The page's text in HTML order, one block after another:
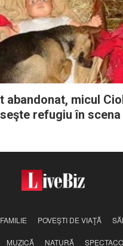
abandonat, micul
refugiu în
FAMILIE POVEŞTI DE VIAŢĂ
MUZICĂ NATURĂ